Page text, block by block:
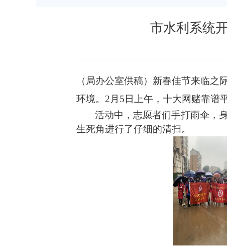
市水利系统
（局办公室供稿）新春佳节来临
环境。 2月5日上午，十大网赌靠谱
活动中，志愿者们手打雨伞，
生死角进行了仔细的清扫。